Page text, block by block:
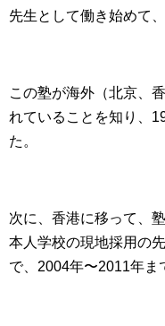
先生として働き始めて
この塾が海外（北京、
れていることを知り、
た。
次に、香港に移って、
本人学校の現地採用の
で、2004年〜2011年ま